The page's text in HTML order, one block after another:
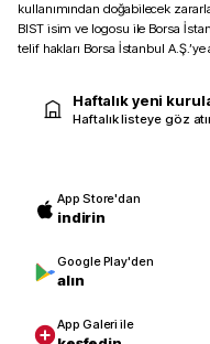
kullanımından doğabilecek
BIST isim ve logosu ile Borsa
telif hakları Borsa İstanbul A.Ş.’ye
Haftalık yeni
Haftalık listeye göz
App Store'dan
indirin
Google Play'den
alın
App Galeri ile